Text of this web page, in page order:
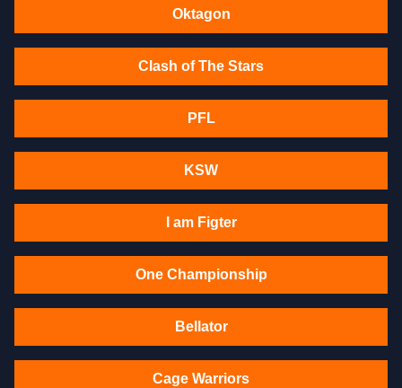
Oktagon
Clash of The Stars
PFL
KSW
I am Figter
One Championship
Bellator
Cage Warriors